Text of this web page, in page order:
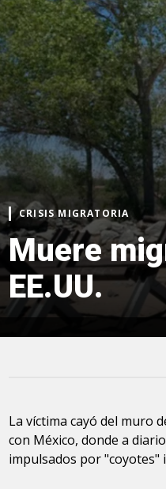
CRISIS MIGRATORIA
Muere
EE.UU.
La víctima cayó del muro
con México, donde a
impulsados por